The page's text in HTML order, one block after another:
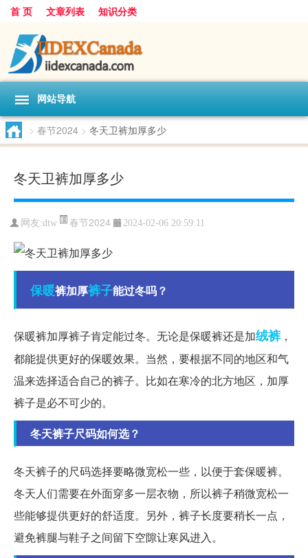
首 页 文章列表 知识分类
网站导航
> 春节2024 > 冬天卫裤加厚多少
冬天卫裤加厚多少
网友:dtw 春节2024 2024-02-06 20:59:11
保暖裤加厚裤子能过冬吗？
保暖裤加厚裤子肯定能过冬。无论是保暖裤还是加绒裤，
都能提供更好的保暖效果。当然，要根据不同的地区和气
温来选择适合自己的裤子。比如在寒冷的北方地区，加厚
裤子是必不可少的。
冬天裤子尺码如何选？
冬天裤子的尺码选择要略微宽松一些，以便于套保暖裤。
冬天人们需要在外面穿多一层衣物，所以裤子稍微宽松一
些能够提供更好的舒适度。另外，裤子长度要稍长一点，
避免裤腿与鞋子之间留下空隙让寒风进入。